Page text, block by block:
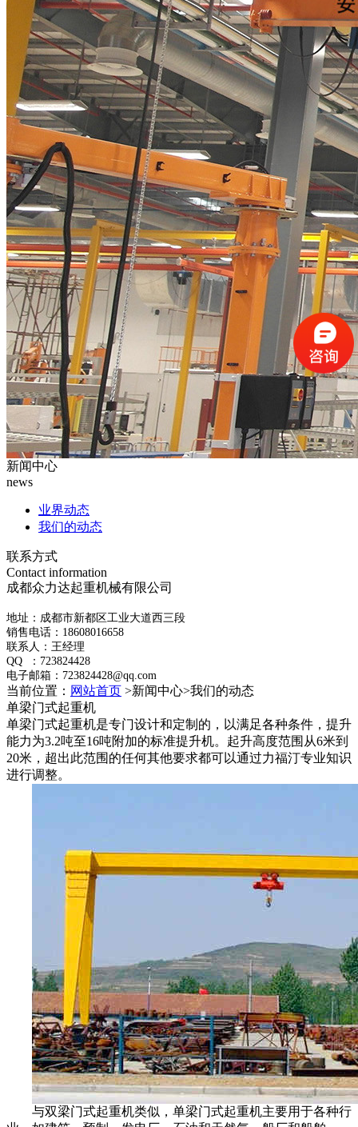
新闻中心
news
业界动态
我们的动态
联系方式
Contact information
成都众力达起重机械有限公司
地址：成都市新都区工业大道西三段
销售电话：18608016658
联系人：王经理
QQ ：723824428
电子邮箱：723824428@qq.com
当前位置： 网站首页 >新闻中心>我们的动态
单梁门式起重机
单梁门式起重机是专门设计和定制的，以满足各种条件，提升
能力为3.2吨至16吨附加的标准提升机。起升高度范围从6米到
20米，超出此范围的任何其他要求都可以通过力福汀专业知识
进行调整。
与双梁门式起重机类似，单梁门式起重机主要用于各种行